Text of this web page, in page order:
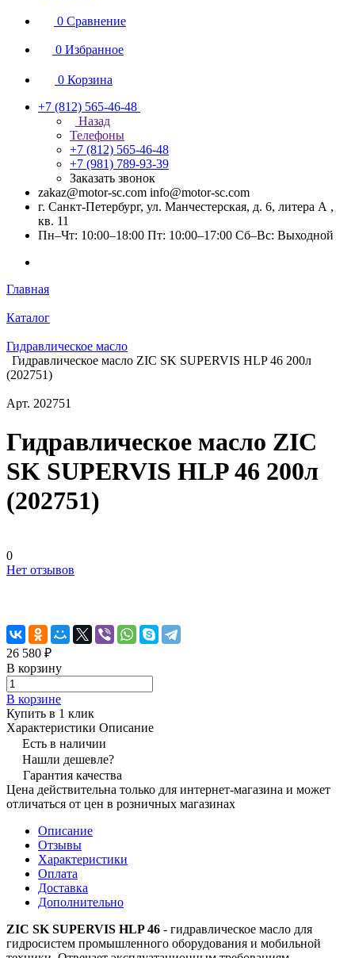
0 Сравнение
0 Избранное
0 Корзина
+7 (812) 565-46-48
Назад
Телефоны
+7 (812) 565-46-48
+7 (981) 789-93-39
Заказать звонок
zakaz@motor-sc.com info@motor-sc.com
г. Санкт-Петербург, ул. Манчестерская, д. 6, литера А ,
кв. 11
Пн–Чт: 10:00–18:00 Пт: 10:00–17:00 Сб–Вс: Выходной
Главная
Каталог
Гидравлическое масло
Гидравлическое масло ZIC SK SUPERVIS HLP 46 200л
(202751)
Арт. 202751
Гидравлическое масло ZIC
SK SUPERVIS HLP 46 200л
(202751)
0
Нет отзывов
26 580 ₽
В корзину
В корзине
Купить в 1 клик
Характеристики Описание
Есть в наличии
Нашли дешевле?
Гарантия качества
Цена действительна только для интернет-магазина и может
отличаться от цен в розничных магазинах
Описание
Отзывы
Характеристики
Оплата
Доставка
Дополнительно
ZIC SK SUPERVIS HLP 46 - гидравлическое масло для
гидросистем промышленного оборудования и мобильной